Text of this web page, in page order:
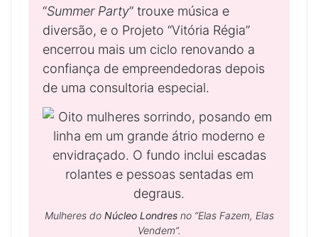
“Summer Party” trouxe música e
diversão, e o Projeto “Vitória Régia”
encerrou mais um ciclo renovando a
confiança de empreendedoras depois
de uma consultoria especial.
Mulheres do Núcleo Londresno “Elas Fazem, Elas
Vendem”.